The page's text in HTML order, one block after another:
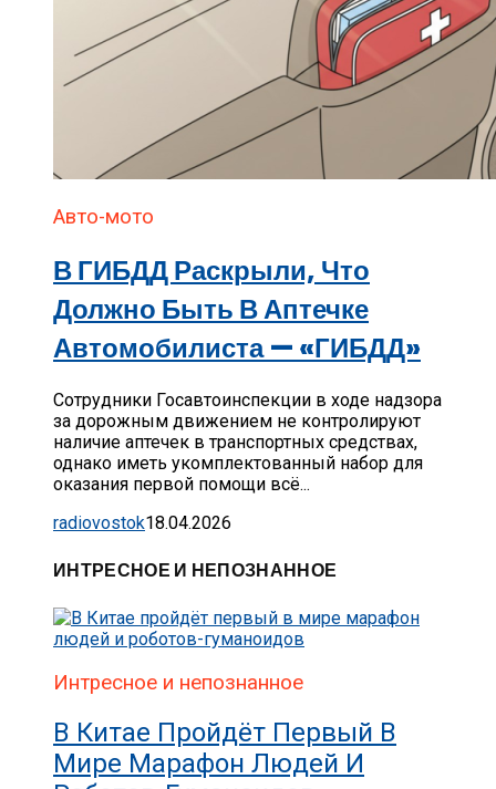
Авто-мото
В ГИБДД Раскрыли, Что
Должно Быть В Аптечке
Автомобилиста — «ГИБДД»
Сотрудники Госавтоинспекции в ходе надзора
за дорожным движением не контролируют
наличие аптечек в транспортных средствах,
однако иметь укомплектованный набор для
оказания первой помощи всё...
radiovostok18.04.2026
ИНТРЕСНОЕ И НЕПОЗНАННОЕ
Интресное и непознанное
В Китае Пройдёт Первый В
Мире Марафон Людей И